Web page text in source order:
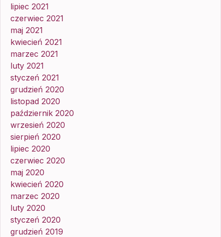
lipiec 2021
czerwiec 2021
maj 2021
kwiecień 2021
marzec 2021
luty 2021
styczeń 2021
grudzień 2020
listopad 2020
październik 2020
wrzesień 2020
sierpień 2020
lipiec 2020
czerwiec 2020
maj 2020
kwiecień 2020
marzec 2020
luty 2020
styczeń 2020
grudzień 2019